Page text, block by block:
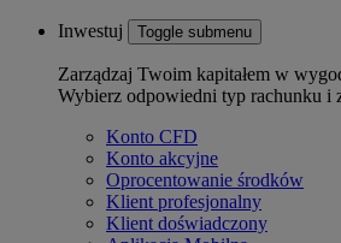
Inwestuj Toggle submenu
Zarządzaj Twoim kapitałem w
Wybierz odpowiedni typ rachunku i
Konto CFD
Konto akcyjne
Oprocentowanie środków
Klient profesjonalny
Klient doświadczony